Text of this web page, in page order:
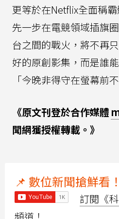
更等於在Netflix全面稱
先一步在電競領域插旗
台之間的戰火，將不再
好的原創影集，而是誰
「今晚非得守在螢幕前
《原文刊登於合作媒體
聞網獲授權轉載。》
📌 數位新聞搶鮮看！
訂閱《